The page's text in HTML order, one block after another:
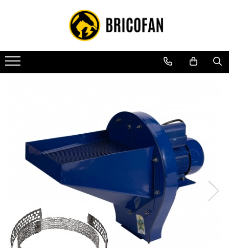
Toate Produsele
Vehicule electrice
Atv
Piese de schimb vehicule electrice
Scutere electrice
Scutere pe benzina
Tricicluri cargo fara permis
Tricicluri persoane
Trotinete electrice
Biciclete, trotinete, triciclete